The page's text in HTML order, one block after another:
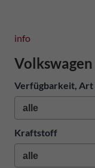
info
Verfügbarkeit, Art
Kraftstoff